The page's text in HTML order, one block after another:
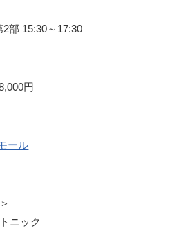
部 15:30～17:30
円
ール
ニック